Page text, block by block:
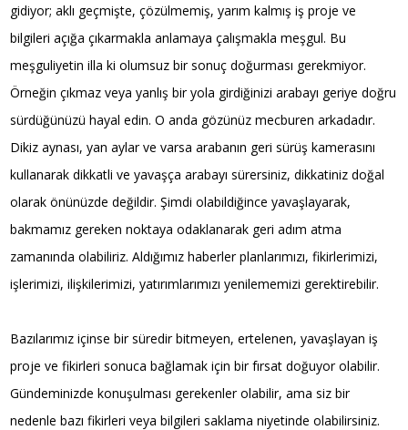
gidiyor; aklı geçmişte, çözülmemiş, yarım kalmış iş proje ve
bilgileri açığa çıkarmakla anlamaya çalışmakla meşgul. Bu
meşguliyetin illa ki olumsuz bir sonuç doğurması gerekmiyor.
Örneğin çıkmaz veya yanlış bir yola girdiğinizi arabayı geriye doğru
sürdüğünüzü hayal edin. O anda gözünüz mecburen arkadadır.
Dikiz aynası, yan aylar ve varsa arabanın geri sürüş kamerasını
kullanarak dikkatli ve yavaşça arabayı sürersiniz, dikkatiniz doğal
olarak önünüzde değildir. Şimdi olabildiğince yavaşlayarak,
bakmamız gereken noktaya odaklanarak geri adım atma
zamanında olabiliriz. Aldığımız haberler planlarımızı, fikirlerimizi,
işlerimizi, ilişkilerimizi, yatırımlarımızı yenilememizi gerektirebilir.
Bazılarımız içinse bir süredir bitmeyen, ertelenen, yavaşlayan iş
proje ve fikirleri sonuca bağlamak için bir fırsat doğuyor olabilir.
Gündeminizde konuşulması gerekenler olabilir, ama siz bir
nedenle bazı fikirleri veya bilgileri saklama niyetinde olabilirsiniz.